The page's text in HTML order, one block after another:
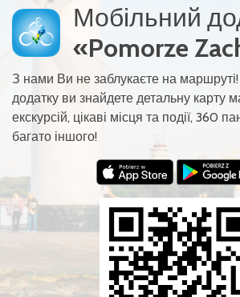
Мобільний
«Pomorze
З нами Ви не заблукаєте на
додатку ви знайдете детальну карту
екскурсій, цікаві місця та події, 360
багато іншого!